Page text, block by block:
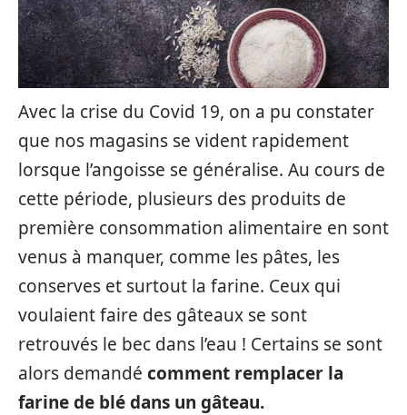
Avec la crise du Covid 19, on a pu constater
que nos magasins se vident rapidement
lorsque l’angoisse se généralise. Au cours de
cette période, plusieurs des produits de
première consommation alimentaire en sont
venus à manquer, comme les pâtes, les
conserves et surtout la farine. Ceux qui
voulaient faire des gâteaux se sont
retrouvés le bec dans l’eau ! Certains se sont
alors demandé comment remplacer la
farine de blé dans un gâteau.